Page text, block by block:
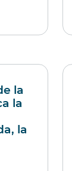
la
la
la